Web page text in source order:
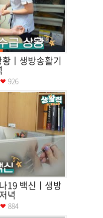
ㅣ생방송활기
926
19 백신ㅣ생방
녁
884